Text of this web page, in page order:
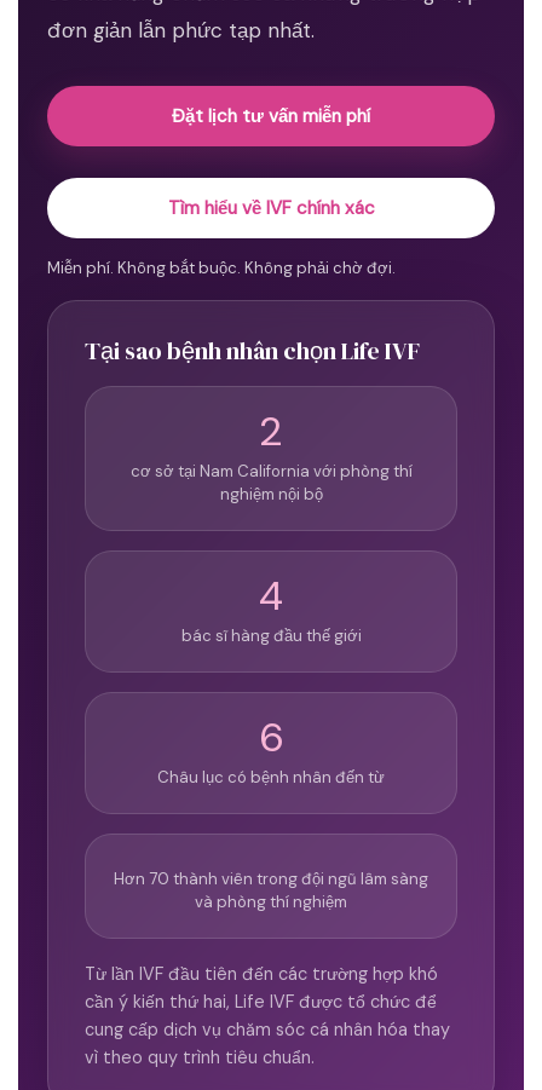
đơn giản lẫn phức tạp nhất.
Đặt lịch tư vấn miễn phí
Tìm hiểu về IVF chính xác
Miễn phí. Không bắt buộc. Không phải chờ đợi.
Tại sao bệnh nhân chọn Life IVF
2
cơ sở tại Nam California với phòng thí
nghiệm nội bộ
4
bác sĩ hàng đầu thế giới
6
Châu lục có bệnh nhân đến từ
Hơn 70 thành viên trong đội ngũ lâm sàng
và phòng thí nghiệm
Từ lần IVF đầu tiên đến các trường hợp khó
cần ý kiến thứ hai, Life IVF được tổ chức để
cung cấp dịch vụ chăm sóc cá nhân hóa thay
vì theo quy trình tiêu chuẩn.